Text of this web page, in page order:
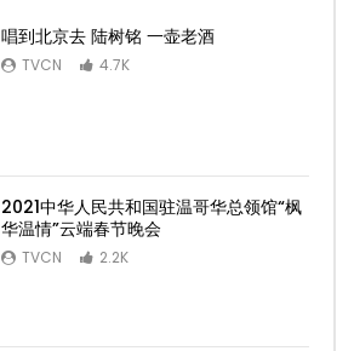
唱到北京去 陆树铭 一壶老酒
TVCN 4.7K
2021中华人民共和国驻温哥华总领馆“枫
华温情”云端春节晚会
TVCN 2.2K